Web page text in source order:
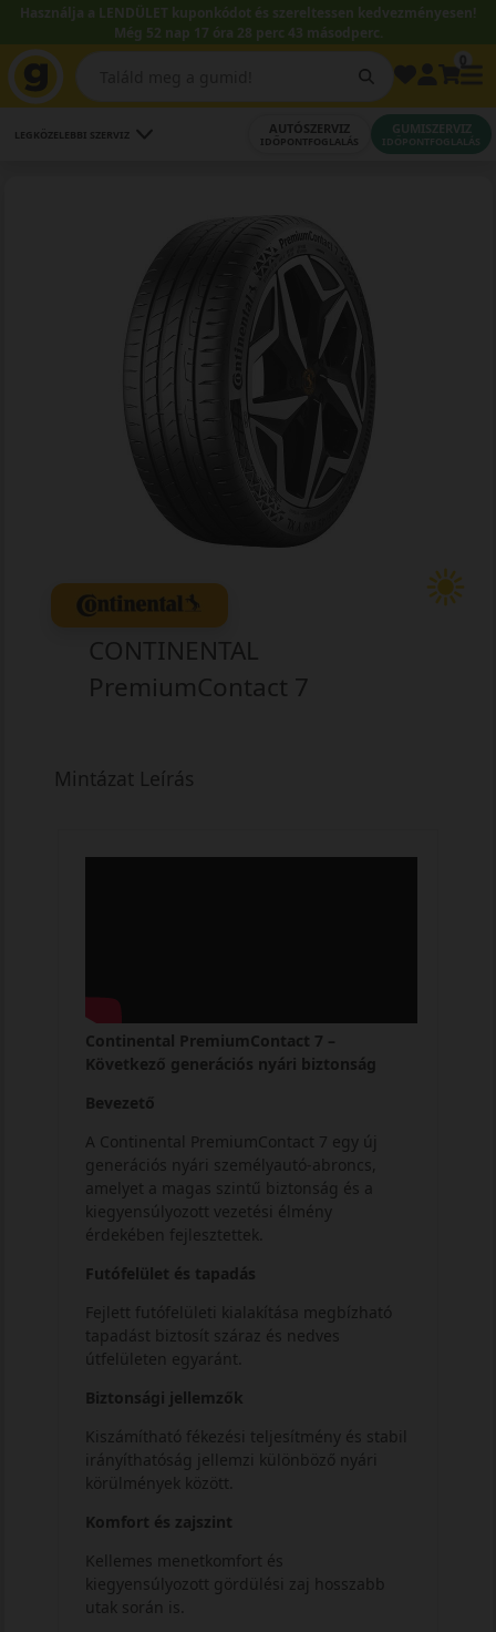
Használja a LENDÜLET kuponkódot és szereltessen kedvezményesen!
Még 52 nap 17 óra 28 perc 42 másodperc.
LEGKÖZELEBBI SZERVIZ AUTÓSZERVIZ
IDŐPONTFOGLALÁS
GUMISZERVIZ
IDŐPONTFOGLALÁS
CONTINENTAL
PremiumContact 7
Mintázat Leírás
Continental PremiumContact 7 –
Következő generációs nyári biztonság
Bevezető
A Continental PremiumContact 7 egy új
generációs nyári személyautó-abroncs,
amelyet a magas szintű biztonság és a
kiegyensúlyozott vezetési élmény
érdekében fejlesztettek.
Futófelület és tapadás
Fejlett futófelületi kialakítása megbízható
tapadást biztosít száraz és nedves
útfelületen egyaránt.
Biztonsági jellemzők
Kiszámítható fékezési teljesítmény és stabil
irányíthatóság jellemzi különböző nyári
körülmények között.
Komfort és zajszint
Kellemes menetkomfort és
kiegyensúlyozott gördülési zaj hosszabb
utak során is.